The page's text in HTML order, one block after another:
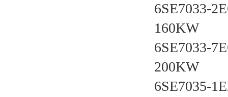
6SE7033-
160KW
6SE7033-
200KW
6SE7035-